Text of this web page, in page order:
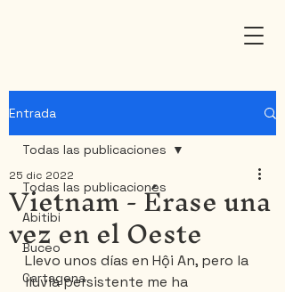
Entrada
Todas las publicaciones
Abitibi
Buceo
Cartagena
Todas las publicaciones
Vietnam - Érase una
vez en el Oeste
25 dic 2022
Llevo unos días en Hội An, pero la
lluvia persistente me ha